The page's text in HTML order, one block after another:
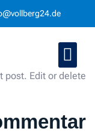
post. Edit or delete